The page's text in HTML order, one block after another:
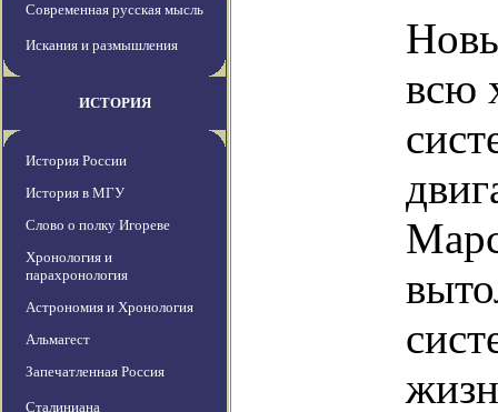
Современная русская мысль
Искания и размышления
ИСТОРИЯ
История России
История в МГУ
Слово о полку Игореве
Хронология и
парахронология
Астрономия и Хронология
Альмагест
Запечатленная Россия
Сталиниана
всю